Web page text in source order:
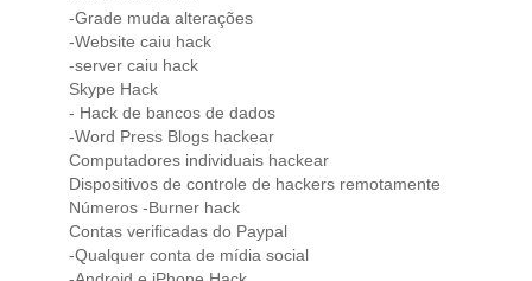
-Grade muda alterações
-Website caiu hack
-server caiu hack
Skype Hack
- Hack de bancos de dados
-Word Press Blogs hackear
Computadores individuais hackear
Dispositivos de controle de hackers remotamente
Números -Burner hack
Contas verificadas do Paypal
-Qualquer conta de mídia social